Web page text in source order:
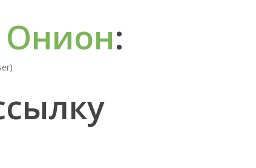
Онион: